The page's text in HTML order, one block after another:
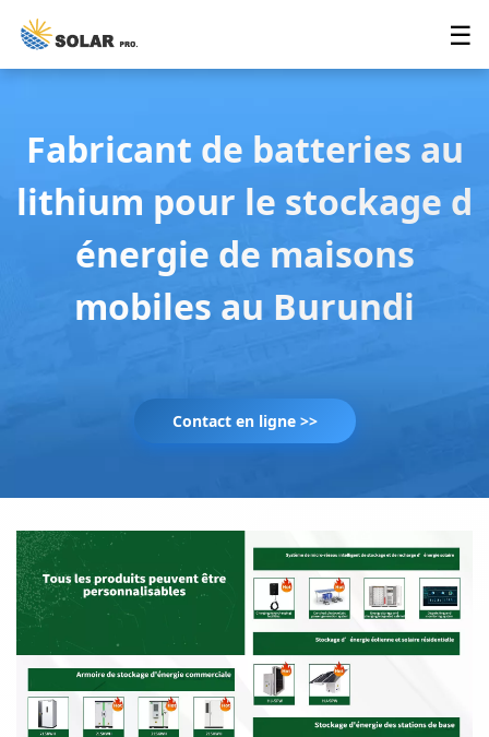
☰
Fabricant de batteries au
lithium pour le stockage d
énergie de maisons
mobiles au Burundi
Contact en ligne >>